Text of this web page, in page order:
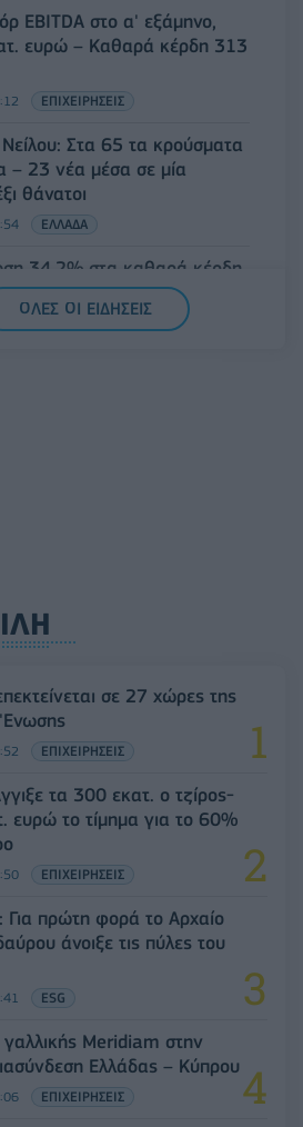
EBITDA στο α' εξάμηνο,
ευρώ – Καθαρά κέρδη 313
ΕΠΙΧΕΙΡΗΣΕΙΣ
Νείλου: Στα 65 τα κρούσματα
– 23 νέα μέσα σε μία
θάνατοι
ΕΛΛΑΔΑ
34,2% στα καθαρά κέρδη
– Στα 7,28 δισ. δολάρια
ΟΛΕΣ ΟΙ ΕΙΔΗΣΕΙΣ
σε 27 χώρες της
'Ενωσης
ΕΠΙΧΕΙΡΗΣΕΙΣ
τα 300 εκατ. ο τζίρος-
ευρώ το τίμημα για το 60%
ΕΠΙΧΕΙΡΗΣΕΙΣ
Για πρώτη φορά το Αρχαίο
άνοιξε τις πύλες του
ESG
γαλλικής Meridiam στην
Ελλάδας – Κύπρου
ΕΠΙΧΕΙΡΗΣΕΙΣ